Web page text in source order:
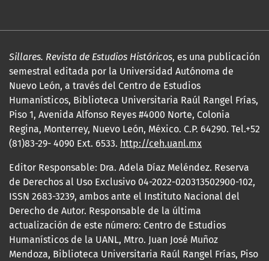
Sillares. Revista de Estudios Históricos, es una publicación
semestral editada por la Universidad Autónoma de
Nuevo León, a través del Centro de Estudios
Humanísticos, Biblioteca Universitaria Raúl Rangel Frías,
Piso 1, Avenida Alfonso Reyes #4000 Norte, Colonia
Regina, Monterrey, Nuevo León, México. C.P. 64290. Tel.+52
(81)83-29- 4090 Ext. 6533. http://ceh.uanl.mx
Editor Responsable: Dra. Adela Díaz Meléndez. Reserva
de Derechos al Uso Exclusivo 04-2022-020313502900-102,
ISSN 2683-3239, ambos ante el Instituto Nacional del
Derecho de Autor. Responsable de la última
actualización de este número: Centro de Estudios
Humanísticos de la UANL, Mtro. Juan José Muñoz
Mendoza, Biblioteca Universitaria Raúl Rangel Frías, Piso